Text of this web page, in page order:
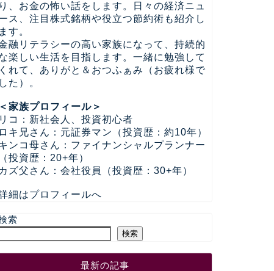
り、お金の怖い話をします。日々の経済ニュ
ス、注目株式銘柄や役立つ節約術も紹介し
ます。
融リテラシーの高い家族になって、持続的
楽しい生活を目指します。一緒に勉強して
くれて、ありがと＆おつふぁみ（お疲れ様で
した）。
＜家族プロフィール＞
リコ：新社会人、投資初心者
ロキ兄さん：元証券マン（投資歴：約10年）
ンコ母さん：ファイナンシャルプランナー
（投資歴：20+年）
カズ父さん：会社役員（投資歴：30+年）
細はプロフィールへ
索
検索
最新の記事